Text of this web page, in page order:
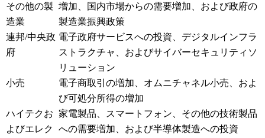
その他の製
造業
増加、国内市場からの需要増加、および政府の
製造業振興政策
連邦/中央政
府
電子政府サービスへの投資、デジタルインフラ
ストラクチャ、およびサイバーセキュリティソ
リューション
小売
電子商取引の増加、オムニチャネル小売、およ
び可処分所得の増加
ハイテクお
よびエレク
家電製品、スマートフォン、その他の技術製品
への需要増加、および半導体製造への投資